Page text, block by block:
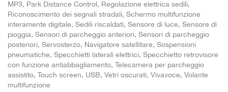
MP3, Park Distance Control, Regolazione elettrica sedili,
Riconoscimento dei segnali stradali, Schermo multifunzione
interamente digitale, Sedili riscaldati, Sensore di luce, Sensore di
pioggia, Sensori di parcheggio anteriori, Sensori di parcheggio
posteriori, Servosterzo, Navigatore satellitare, Sospensioni
pneumatiche, Specchietti laterali elettrici, Specchietto retrovisore
con funzione antiabbagliamento, Telecamera per parcheggio
assistito, Touch screen, USB, Vetri oscurati, Vivavoce, Volante
multifunzione